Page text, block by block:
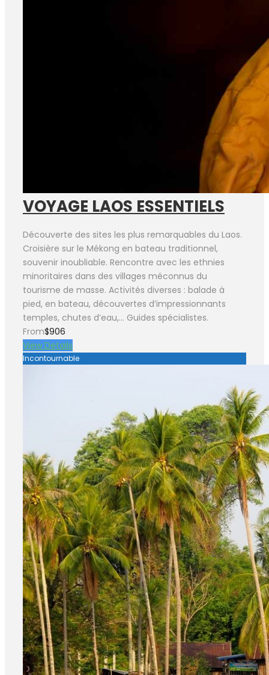
VOYAGE LAOS ESSENTIELS
Découverte des sites les plus remarquables du Laos.
Croisière sur le Mékong en bateau traditionnel,
souvenir inoubliable. Rencontre avec les ethnies
minoritaires dans des villages méconnus du
tourisme de masse. Activités diverses : balade à
pied, en bateau, découvertes d’impressionnants
temples, chutes d’eau,… Guides spécialistes.
From$906
View Details
Incontournable